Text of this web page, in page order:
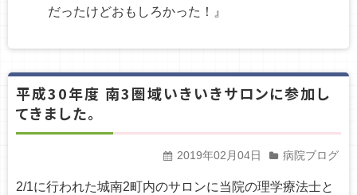
だったけどおもしろかった！』
平成30年度 南3圏域いきいきサロンに参加し
てきました。
2019年02月04日 病院ブログ
2/1に行われた城南2町内のサロンに当院の理学療法士と